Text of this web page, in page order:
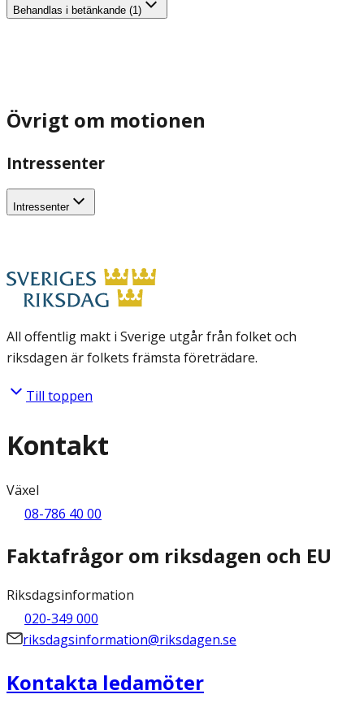
Behandlas i betänkande (1)
Övrigt om motionen
Intressenter
Intressenter
All offentlig makt i Sverige utgår från folket och
riksdagen är folkets främsta företrädare.
Till toppen
Kontakt
Växel
08-786 40 00
Faktafrågor om riksdagen och EU
Riksdagsinformation
020-349 000
riksdagsinformation@riksdagen.se
Kontakta ledamöter